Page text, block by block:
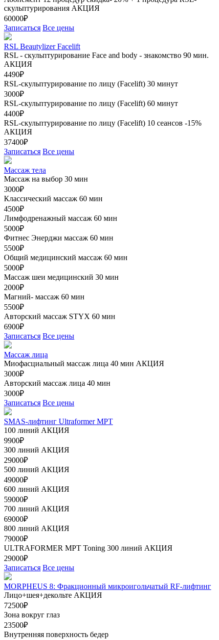
скульптурирования АКЦИЯ
60000₽
Записаться Все цены
RSL Beautylizer Facelift
RSL - скульптурирование Face and body - знакомство 90 мин.
АКЦИЯ
4490₽
RSL-скульптурирование по лицу (Facelift) 30 минут
3000₽
RSL-скульптурирование по лицу (Facelift) 60 минут
4400₽
RSL-скульптурирование по лицу (Facelift) 10 сеансов -15%
АКЦИЯ
37400₽
Записаться Все цены
Массаж тела
Массаж на выбор 30 мин
3000₽
Классический массаж 60 мин
4500₽
Лимфодренажный массаж 60 мин
5000₽
Фитнес Энерджи массаж 60 мин
5500₽
Общий медицинский массаж 60 мин
5000₽
Массаж шеи медицинский 30 мин
2000₽
Магний- массаж 60 мин
5500₽
Авторский массаж STYX 60 мин
6900₽
Записаться Все цены
Массаж лица
Миофасциальный массаж лица 40 мин АКЦИЯ
3000₽
Авторский массаж лица 40 мин
3000₽
Записаться Все цены
SMAS-лифтинг Ultraformer MPT
100 линий АКЦИЯ
9900₽
300 линий АКЦИЯ
29000₽
500 линий АКЦИЯ
49000₽
600 линий АКЦИЯ
59000₽
700 линий АКЦИЯ
69000₽
800 линий АКЦИЯ
79000₽
ULTRAFORMER МРТ Toning 300 линий АКЦИЯ
29000₽
Записаться Все цены
MORPHEUS 8: Фракционный микроигольчатый RF-лифтинг
Лицо+шея+декольте АКЦИЯ
72500₽
Зона вокруг глаз
23500₽
Внутренняя поверхность бедер